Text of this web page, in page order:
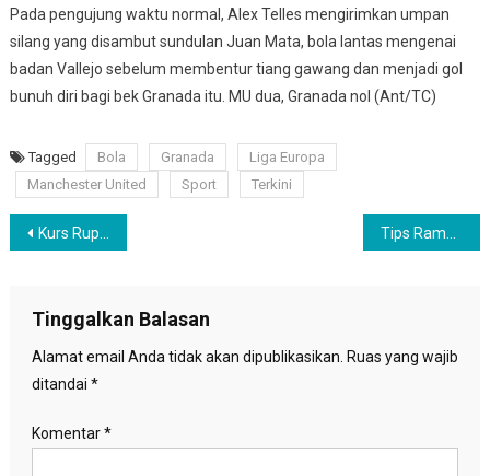
Pada pengujung waktu normal, Alex Telles mengirimkan umpan
silang yang disambut sundulan Juan Mata, bola lantas mengenai
badan Vallejo sebelum membentur tiang gawang dan menjadi gol
bunuh diri bagi bek Granada itu. MU dua, Granada nol (Ant/TC)
Tagged Bola Granada
Liga Europa
Manchester United
Sport Terkini
Navigasi
Kurs Rupiah Kembali Melemah ke posisi Rp14.619 per dolar AS, Ini Penyebabnya
Tinggalkan Balasan
Alamat email Anda tidak akan dipublikasikan. Ruas yang wajib
ditandai *
Komentar*